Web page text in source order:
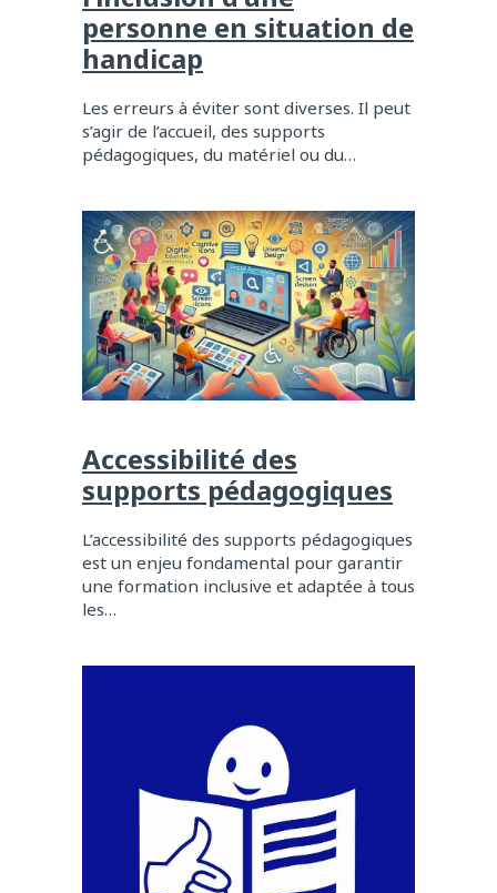
personne en situation de
handicap
Les erreurs à éviter sont diverses. Il peut
s’agir de l’accueil, des supports
pédagogiques, du matériel ou du…
Accessibilité des
supports pédagogiques
L’accessibilité des supports pédagogiques
est un enjeu fondamental pour garantir
une formation inclusive et adaptée à tous
les…